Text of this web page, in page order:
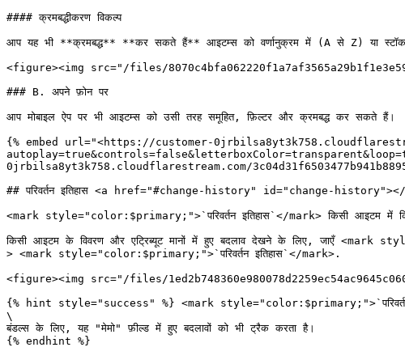
#### क्रमबद्धीकरण विकल्प
आप यह भी **क्रमबद्ध** **कर सकते हैं** आइटम्स को वर्णानुक्रम में (A से Z) या
<figure><img src="/files/
### B. अपने फ़ोन पर
आप मोबाइल ऐप पर भी आइटम्स को उसी तरह समूहित, फ़िल्टर और क्रमबद्ध कर सकते हैं।
{% embed url="<https://customer-
0jrbilsa8yt3k758.cloudflarestream.com/
## परिवर्तन इतिहास <a href="#change-history" id="change-
<mark style="color:$primary;">`परिवर्तन इतिहास`</mark> किसी आइटम में
किसी आइटम के विवरण और एट्रिब्यूट मानों में हुए बदलाव देखने के लिए, जाएँ
> <mark style="color:$primary;">`परिवर्तन इतिहास`</mark>.
<figure><img src="/files/
{% hint style="success" %} <mark
\
बंडल्स के लिए, यह "मेमो" फ़ील्ड में हुए बदलावों को भी ट्रैक करता है।
{% endhint %}